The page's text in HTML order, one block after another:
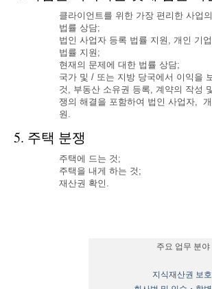
클라이언트를 위한 가장 편리한 사업
법률 상담;
법인 사업자 등록 법률 지원, 개인 기
법률 지원;
현재의 문제에 대한 법률 상담;
국가 및 / 또는 지방 당국에서 이익을
것, 부동산 소유권 등록, 계약의 작성
쟁의 해결을 포함하여 법인 사업자,
원.
5. 주택 분쟁
주택에 드는 것;
주택을 내게 하는 것;
재산권 확인.
주요 업무 분야
지식재산권 보호